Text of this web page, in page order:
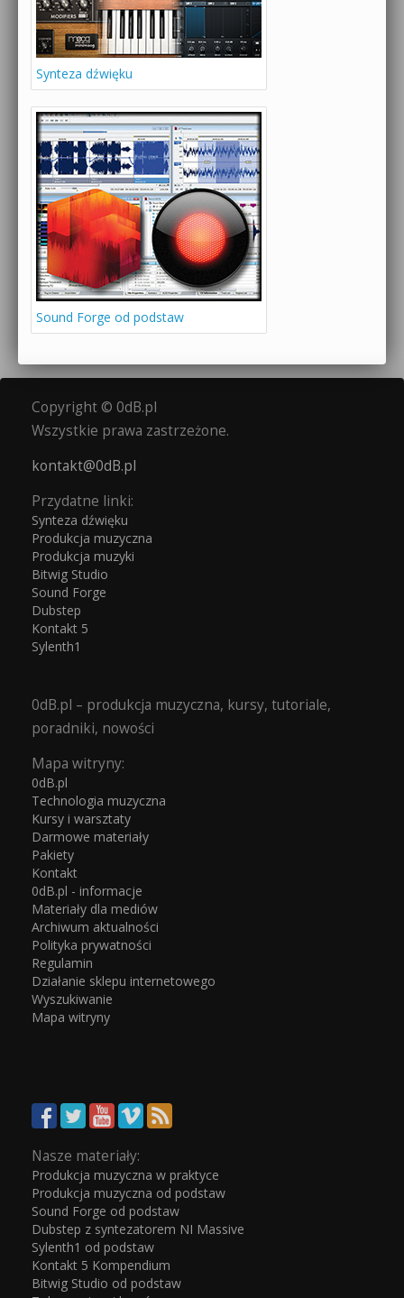
Synteza dźwięku
Sound Forge od podstaw
Copyright © 0dB.pl
Wszystkie prawa zastrzeżone.
kontakt@0dB.pl
Przydatne linki:
Synteza dźwięku
Produkcja muzyczna
Produkcja muzyki
Bitwig Studio
Sound Forge
Dubstep
Kontakt 5
Sylenth1
0dB.pl – produkcja muzyczna, kursy, tutoriale,
poradniki, nowości
Mapa witryny:
0dB.pl
Technologia muzyczna
Kursy i warsztaty
Darmowe materiały
Pakiety
Kontakt
0dB.pl - informacje
Materiały dla mediów
Archiwum aktualności
Polityka prywatności
Regulamin
Działanie sklepu internetowego
Wyszukiwanie
Mapa witryny
Nasze materiały:
Produkcja muzyczna w praktyce
Produkcja muzyczna od podstaw
Sound Forge od podstaw
Dubstep z syntezatorem NI Massive
Sylenth1 od podstaw
Kontakt 5 Kompendium
Bitwig Studio od podstaw